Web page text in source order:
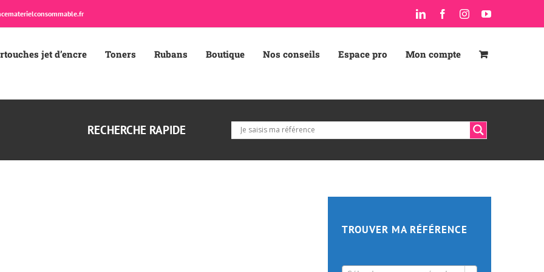
LinkedInFacebookInstagramYouTube
jet d’encre Toners Rubans Boutique Nos conseils Espace pro Mon compte
RECHERCHE RAPIDE
TROUVER MA RÉFÉRENCE